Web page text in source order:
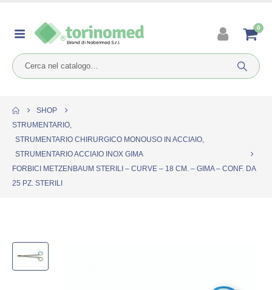
0
SHOP
STRUMENTARIO,
STRUMENTARIO CHIRURGICO MONOUSO IN ACCIAIO,
STRUMENTARIO ACCIAIO INOX GIMA
FORBICI METZENBAUM STERILI – CURVE – 18 CM. – GIMA – CONF. DA
25 PZ. STERILI